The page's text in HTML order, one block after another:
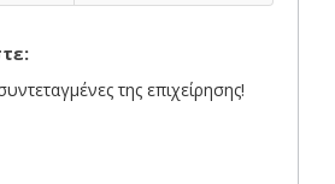
της επιχείρησης!